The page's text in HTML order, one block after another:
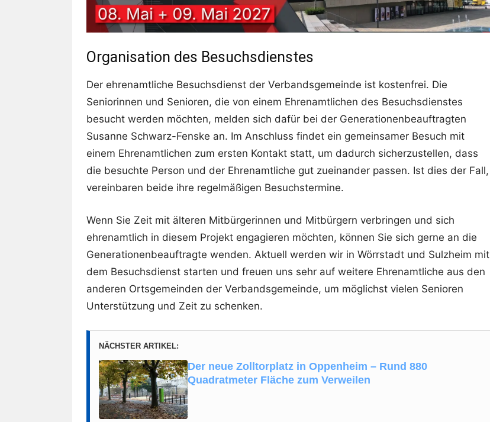
Organisation des Besuchsdienstes
Der ehrenamtliche Besuchsdienst der Verbandsgemeinde ist kostenfrei. Die
Seniorinnen und Senioren, die von einem Ehrenamtlichen des Besuchsdienstes
besucht werden möchten, melden sich dafür bei der Generationenbeauftragten
Susanne Schwarz-Fenske an. Im Anschluss findet ein gemeinsamer Besuch mit
einem Ehrenamtlichen zum ersten Kontakt statt, um dadurch sicherzustellen, dass
die besuchte Person und der Ehrenamtliche gut zueinander passen. Ist dies der Fall,
vereinbaren beide ihre regelmäßigen Besuchstermine.
Wenn Sie Zeit mit älteren Mitbürgerinnen und Mitbürgern verbringen und sich
ehrenamtlich in diesem Projekt engagieren möchten, können Sie sich gerne an die
Generationenbeauftragte wenden. Aktuell werden wir in Wörrstadt und Sulzheim mit
dem Besuchsdienst starten und freuen uns sehr auf weitere Ehrenamtliche aus den
anderen Ortsgemeinden der Verbandsgemeinde, um möglichst vielen Senioren
Unterstützung und Zeit zu schenken.
NÄCHSTER ARTIKEL:
Der neue Zolltorplatz in Oppenheim – Rund 880
Quadratmeter Fläche zum Verweilen